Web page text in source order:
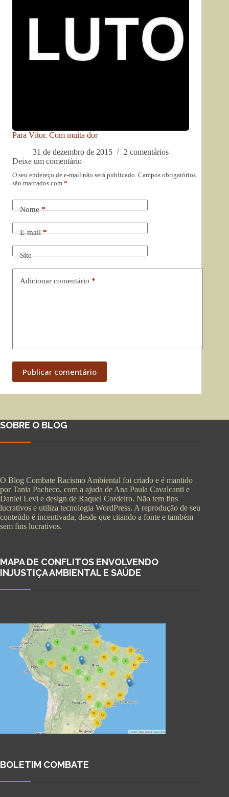
Para Vítor. Com muita dor
31 de dezembro de 2015
2 comentários
Deixe um comentário
O seu endereço de e-mail não será publicado. Campos obrigatórios
são marcados com *
Nome*
E-mail*
Site
Adicionar comentário *
Publicar comentário
SOBRE O BLOG
O Blog Combate Racismo Ambiental foi criado e é mantido
por Tania Pacheco, com a ajuda de Ana Paula Cavalcanti e
Daniel Levi e design de Raquel Cordeiro. Não tem fins
lucrativos e utiliza tecnologia WordPress. A reprodução de seu
conteúdo é incentivada, desde que citando a fonte e também
sem fins lucrativos.
MAPA DE CONFLITOS ENVOLVENDO
INJUSTIÇA AMBIENTAL E SAÚDE
BOLETIM COMBATE